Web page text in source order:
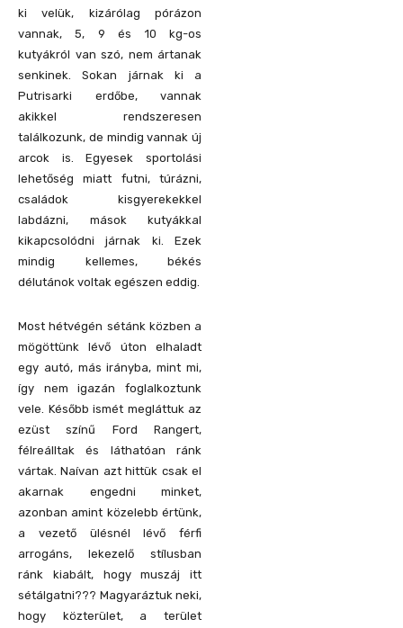
ki velük, kizárólag pórázon
vannak, 5, 9 és 10 kg-os
kutyákról van szó, nem ártanak
senkinek. Sokan járnak ki a
Putrisarki erdőbe, vannak
akikkel rendszeresen
találkozunk, de mindig vannak új
arcok is. Egyesek sportolási
lehetőség miatt futni, túrázni,
családok kisgyerekekkel
labdázni, mások kutyákkal
kikapcsolódni járnak ki. Ezek
mindig kellemes, békés
délutánok voltak egészen eddig.
Most hétvégén sétánk közben a
mögöttünk lévő úton elhaladt
egy autó, más irányba, mint mi,
így nem igazán foglalkoztunk
vele. Később ismét megláttuk az
ezüst színű Ford Rangert,
félreálltak és láthatóan ránk
vártak. Naívan azt hittük csak el
akarnak engedni minket,
azonban amint közelebb értünk,
a vezető ülésnél lévő férfi
arrogáns, lekezelő stílusban
ránk kiabált, hogy muszáj itt
sétálgatni??? Magyaráztuk neki,
hogy közterület, a terület